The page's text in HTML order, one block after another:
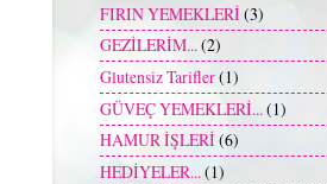
FIRIN YEMEKLERİ (3)
GEZİLERİM...(2)
Glutensiz Tarifler(1)
GÜVEÇ YEMEKLERİ...(1)
HAMUR İŞLERİ (6)
HEDİYELER...(1)